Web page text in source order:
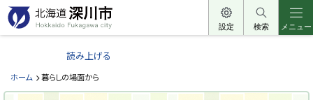
本
文
へ
ュ
北
道
深
設定 検索 メニュー
読み上げる
ホーム 暮らしの場面から